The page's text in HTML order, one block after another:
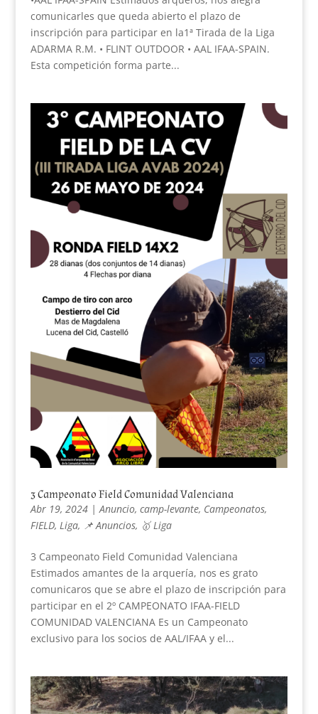
comunicarles que queda abierto el plazo de
inscripción para participar en la1ª Tirada de la Liga
ADARMA R.M. • FLINT OUTDOOR • AAL IFAA-SPAIN.
Esta competición forma parte...
3 Campeonato Field Comunidad Valenciana
Abr 19, 2024|Anuncio, camp-levante, Campeonatos,
FIELD, Liga, 📌 Anuncios, 🥇 Liga
3 Campeonato Field Comunidad Valenciana
Estimados amantes de la arquería, nos es grato
comunicaros que se abre el plazo de inscripción para
participar en el 2º CAMPEONATO IFAA-FIELD
COMUNIDAD VALENCIANA Es un Campeonato
exclusivo para los socios de AAL/IFAA y el...